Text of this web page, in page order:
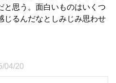
と思う。面白いものはいくつ
じるんだなとしみじみ思わせ
04/20